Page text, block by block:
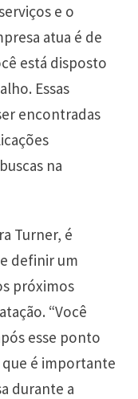
e o
atua é de
está disposto
Essas
encontradas
na
Turner, é
definir um
próximos
“Você
esse ponto
que é importante
durante a